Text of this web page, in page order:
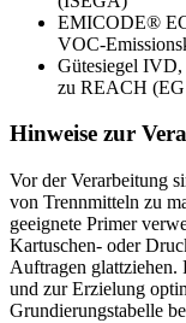
EMICODE® EC
VOC-
Gütesiegel
zu REACH
Hinweise zur
Vor der Verarbeitung
von Trennmitteln zu
geeignete Primer
Kartuschen- oder
Auftragen glattziehen.
und zur Erzielung
Grundierungstabelle